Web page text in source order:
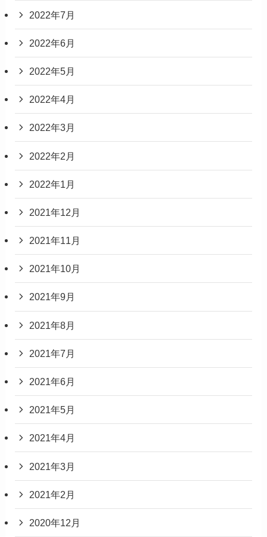
2022年7月
2022年6月
2022年5月
2022年4月
2022年3月
2022年2月
2022年1月
2021年12月
2021年11月
2021年10月
2021年9月
2021年8月
2021年7月
2021年6月
2021年5月
2021年4月
2021年3月
2021年2月
2020年12月